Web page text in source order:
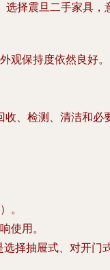
选择震旦二手家具
观保持度依然良好。
、检测、清洁和必
。
使用。
择抽屉式、对开门